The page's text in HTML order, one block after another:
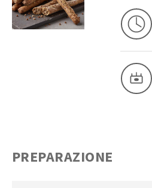
PREPARAZIONE